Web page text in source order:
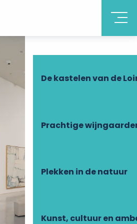
Ontdek Touraine
De kastelen van de
Prachtige
Plekken in de natuur
Kunst, cultuur en